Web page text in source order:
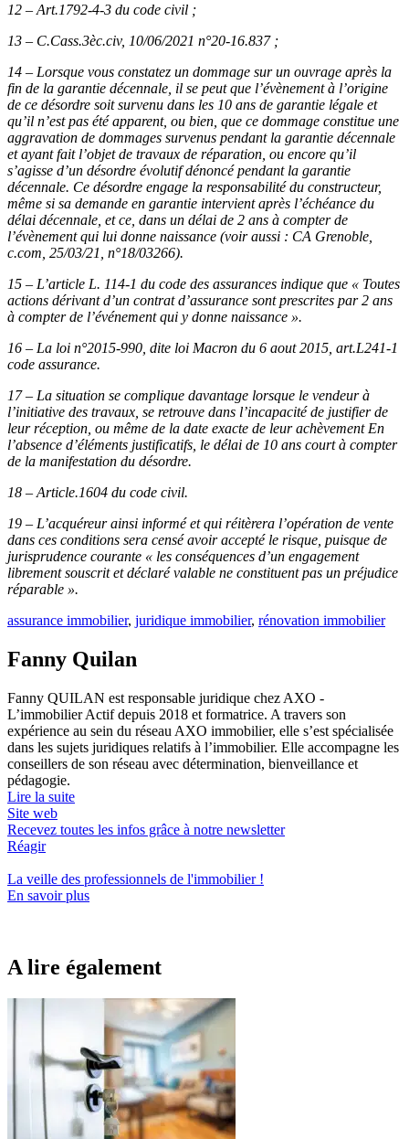
12 – Art.1792-4-3 du code civil ;
13 – C.Cass.3èc.civ, 10/06/2021 n°20-16.837 ;
14 – Lorsque vous constatez un dommage sur un ouvrage après la
fin de la garantie décennale, il se peut que l’évènement à l’origine
de ce désordre soit survenu dans les 10 ans de garantie légale et
qu’il n’est pas été apparent, ou bien, que ce dommage constitue une
aggravation de dommages survenus pendant la garantie décennale
et ayant fait l’objet de travaux de réparation, ou encore qu’il
s’agisse d’un désordre évolutif dénoncé pendant la garantie
décennale. Ce désordre engage la responsabilité du constructeur,
même si sa demande en garantie intervient après l’échéance du
délai décennale, et ce, dans un délai de 2 ans à compter de
l’évènement qui lui donne naissance (voir aussi : CA Grenoble,
c.com, 25/03/21, n°18/03266).
15 – L’article L. 114-1 du code des assurances indique que « Toutes
actions dérivant d’un contrat d’assurance sont prescrites par 2 ans
à compter de l’événement qui y donne naissance ».
16 – La loi n°2015-990, dite loi Macron du 6 aout 2015, art.L241-1
code assurance.
17 – La situation se complique davantage lorsque le vendeur à
l’initiative des travaux, se retrouve dans l’incapacité de justifier de
leur réception, ou même de la date exacte de leur achèvement En
l’absence d’éléments justificatifs, le délai de 10 ans court à compter
de la manifestation du désordre.
18 – Article.1604 du code civil.
19 – L’acquéreur ainsi informé et qui réitèrera l’opération de vente
dans ces conditions sera censé avoir accepté le risque, puisque de
jurisprudence courante « les conséquences d’un engagement
librement souscrit et déclaré valable ne constituent pas un préjudice
réparable ».
assurance immobilier, juridique immobilier, rénovation immobilier
Fanny Quilan
Fanny QUILAN est responsable juridique chez AXO -
L’immobilier Actif depuis 2018 et formatrice. A travers son
expérience au sein du réseau AXO immobilier, elle s’est spécialisée
dans les sujets juridiques relatifs à l’immobilier. Elle accompagne les
conseillers de son réseau avec détermination, bienveillance et
pédagogie.
Lire la suite
Site web
Recevez toutes les infos grâce à notre newsletter
Réagir
La veille des professionnels de l'immobilier!
En savoir plus
A lire également